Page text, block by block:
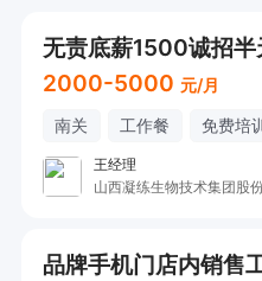
2000-5000 元/月
南关 工作餐 免费培
王经理
品牌手机门店内销售